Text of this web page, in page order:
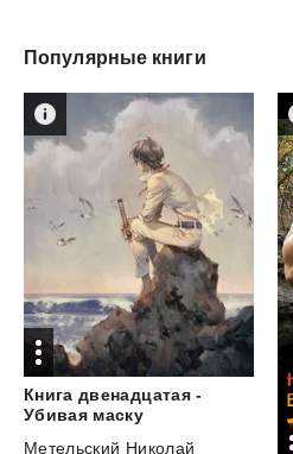
Популярные книги
Книга двенадцатая -
Убивая маску
Метельский Николай